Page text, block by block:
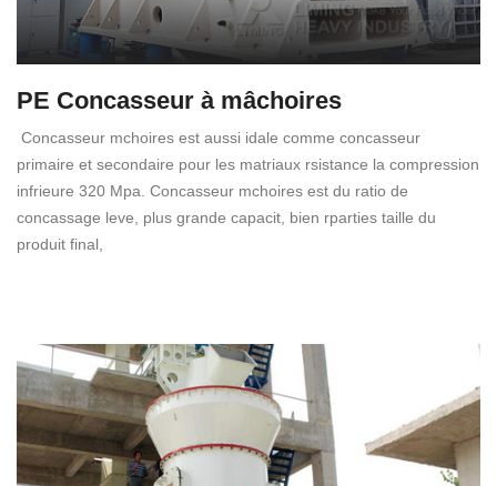
PE Concasseur à mâchoires
Concasseur mchoires est aussi idale comme concasseur
primaire et secondaire pour les matriaux rsistance la compression
infrieure 320 Mpa. Concasseur mchoires est du ratio de
concassage leve, plus grande capacit, bien rparties taille du
produit final,